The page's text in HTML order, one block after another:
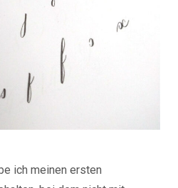
ich meinen ersten